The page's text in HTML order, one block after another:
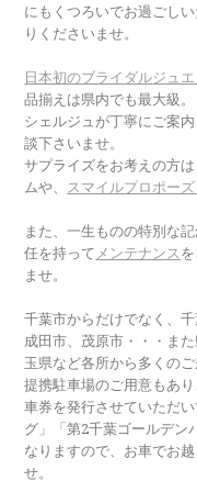
にもくつろいでお過ごし
りくださいませ。
日本初のブライダルジュ
品揃えは県内でも最大級
シェルジュが丁寧にご案
談下さいませ。
サプライズをお考えの方
ムや、 スマイルプロポー
また、一生ものの特別な
任を持ってメンテナンス
ませ。
千葉市からだけでなく、
成田市、茂原市・・・ま
玉県など各所から多くの
提携駐車場のご用意もあ
車券を発行させていただ
グ」「第2千葉ゴールデン
なりますので、お車でお
せ。